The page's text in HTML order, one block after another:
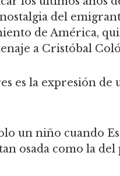
del
de América,
a Cristóbal
es la expresión de
un niño cuando
osada como la